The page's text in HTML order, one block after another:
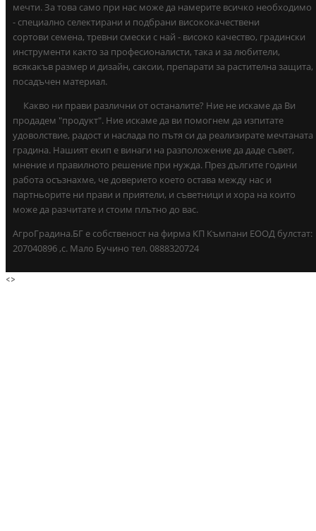
мечти. За това само при нас може да намерите всичко необходимо
- специално селектирани и подбрани висококачествени
сортови семена, тревни смески с най - високо качество, градински
инструменти както за професионалисти, така и за любители,
всякакъв размер и дизайн, саксии, препарати за растителна защита,
посадъчен материал.
Какво ни прави различни от останалите? Ние не искаме да Ви
продадем "продукт". Ние искаме да ви помогнем да изпитате
удоволствие, радост и наслада по пътя си да реализирате мечтаната
градина. Нашият екип е винаги на разположение да даде съвет,
мнение и правилното решение при нужда. През дългите години
работа осъзнахме, че доверието което остава между нас и
партньорите ни прави и приятели, и съветници и хора на които
може да разчитате и стоим плътно до вас.
АгроГрадина.БГ е собственост на фирма КП Къмпани ЕООД булстат:
207040896 ,с. Мало Бучино тел. 0888320724
<>